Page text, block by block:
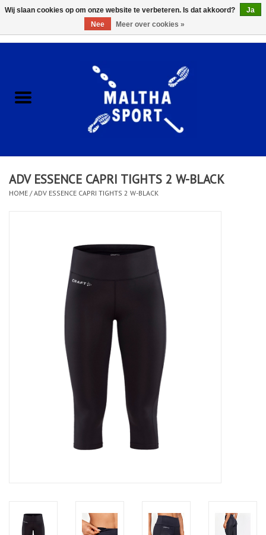
ACCESSOIRES/HARDWARE
KLEDING
CLUBSHOPS
Afspraak Loop Analyse
ADV ESSENCE CAPRI TIGHTS 2 W-BLACK
HOME /ADV ESSENCE CAPRI TIGHTS 2 W-BLACK
Wij slaan cookies op om onze website te verbeteren. Is dat akkoord?
Ja
Nee
Meer over cookies »